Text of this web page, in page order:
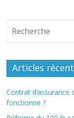
Articles
Contrat
fonctionne ?